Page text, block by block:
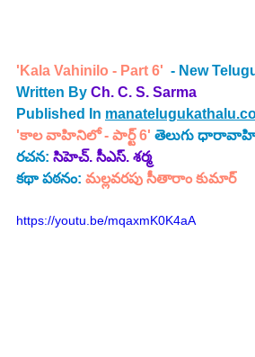
'Kala Vahinilo - Part 6' - New
Written By Ch. C. S. Sarma
Published In
'కాల వాహినిలో - పార్ట్ 6' తెలుగు
రచన: సిహెచ్. సీఎస్. శర్మ
కథా పఠనం: మల్లవరపు సీతారాం కుమార్
https://youtu.be/mqaxmK0K4aA